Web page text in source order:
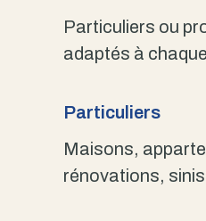
Particuliers ou
adaptés à
Particuliers
Maisons,
rénovations,